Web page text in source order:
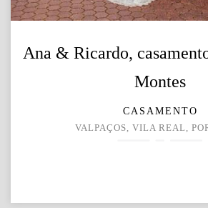
Ana & Ricardo,
Montes
CASAMENTO
VALPAÇOS, VILA REAL,